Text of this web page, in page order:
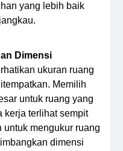
yang lebih baik
Dimensi
ukuran ruang
Memilih
untuk ruang yang
kerja terlihat sempit
mengukur ruang
dimensi